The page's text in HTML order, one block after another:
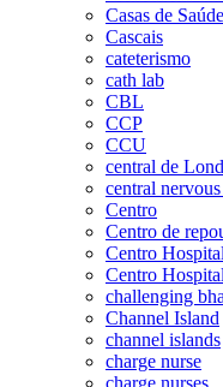
Casas de
Cascais
cateterismo
cath lab
CBL
CCP
CCU
central de
central
Centro
Centro de
Centro
Centro
challenging
Channel Island
channel islands
charge nurse
charge nurses